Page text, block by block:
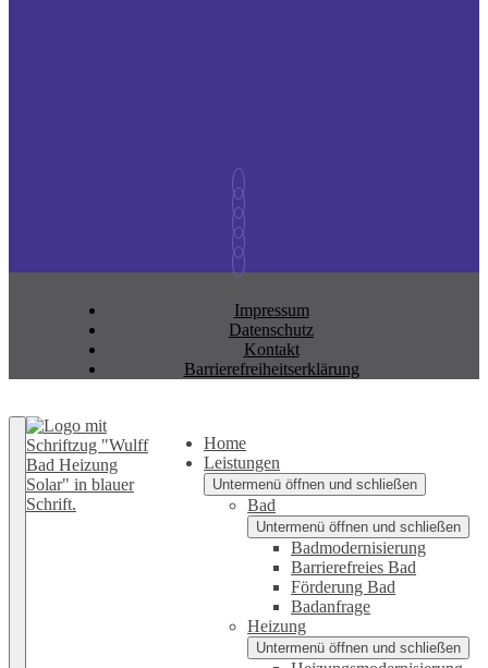
Impressum
Datenschutz
Kontakt
Barrierefreiheitserklärung
Home
Leistungen
Untermenü öffnen und schließen
Bad
Untermenü öffnen und schließen
Badmodernisierung
Barrierefreies Bad
Förderung Bad
Badanfrage
Heizung
Untermenü öffnen und schließen